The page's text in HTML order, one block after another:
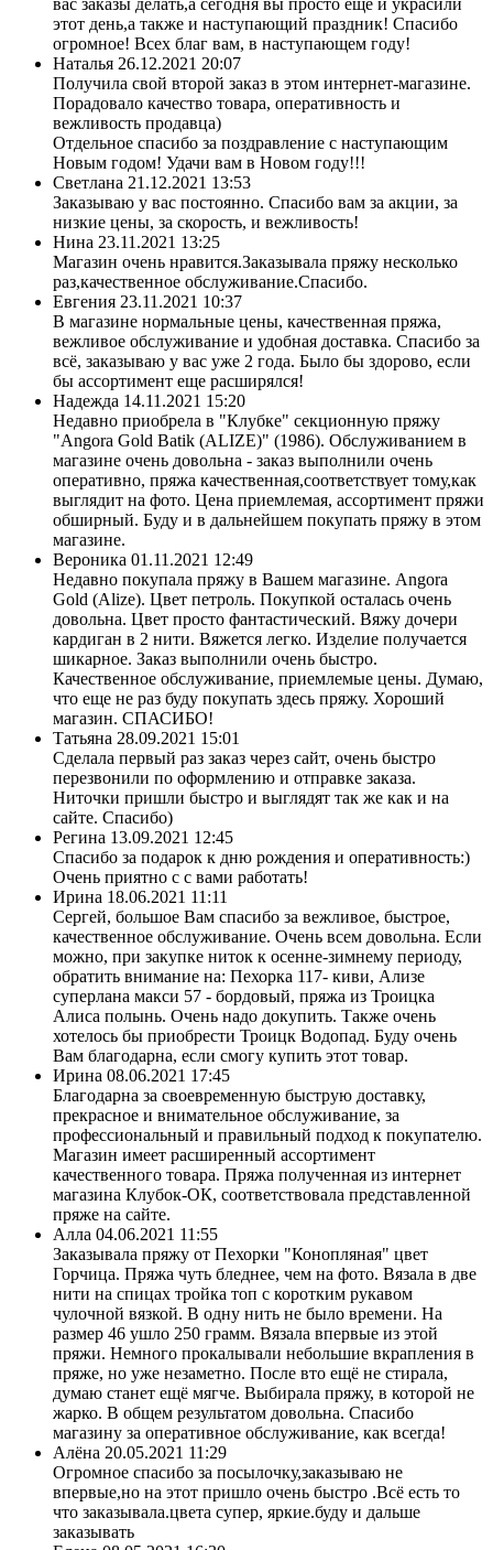
этот день,а также и наступающий праздник! Спасибо
огромное! Всех благ вам, в наступающем году!
Наталья 26.12.2021 20:07
Получила свой второй заказ в этом интернет-магазине.
Порадовало качество товара, оперативность и
вежливость продавца)
Отдельное спасибо за поздравление с наступающим
Новым годом! Удачи вам в Новом году!!!
Светлана 21.12.2021 13:53
Заказываю у вас постоянно. Спасибо вам за акции, за
низкие цены, за скорость, и вежливость!
Нина 23.11.2021 13:25
Магазин очень нравится.Заказывала пряжу несколько
раз,качественное обслуживание.Спасибо.
Евгения 23.11.2021 10:37
В магазине нормальные цены, качественная пряжа,
вежливое обслуживание и удобная доставка. Спасибо за
всё, заказываю у вас уже 2 года. Было бы здорово, если
бы ассортимент еще расширялся!
Надежда 14.11.2021 15:20
Недавно приобрела в "Клубке" секционную пряжу
"Angora Gold Batik (ALIZE)" (1986). Обслуживанием в
магазине очень довольна - заказ выполнили очень
оперативно, пряжа качественная,соответствует тому,как
выглядит на фото. Цена приемлемая, ассортимент пряжи
обширный. Буду и в дальнейшем покупать пряжу в этом
магазине.
Вероника 01.11.2021 12:49
Недавно покупала пряжу в Вашем магазине. Angora
Gold (Alize). Цвет петроль. Покупкой осталась очень
довольна. Цвет просто фантастический. Вяжу дочери
кардиган в 2 нити. Вяжется легко. Изделие получается
шикарное. Заказ выполнили очень быстро.
Качественное обслуживание, приемлемые цены. Думаю,
что еще не раз буду покупать здесь пряжу. Хороший
магазин. СПАСИБО!
Татьяна 28.09.2021 15:01
Сделала первый раз заказ через сайт, очень быстро
перезвонили по оформлению и отправке заказа.
Ниточки пришли быстро и выглядят так же как и на
сайте. Спасибо)
Регина 13.09.2021 12:45
Спасибо за подарок к дню рождения и оперативность:)
Очень приятно с с вами работать!
Ирина 18.06.2021 11:11
Сергей, большое Вам спасибо за вежливое, быстрое,
качественное обслуживание. Очень всем довольна. Если
можно, при закупке ниток к осенне-зимнему периоду,
обратить внимание на: Пехорка 117- киви, Ализе
суперлана макси 57 - бордовый, пряжа из Троицка
Алиса полынь. Очень надо докупить. Также очень
хотелось бы приобрести Троицк Водопад. Буду очень
Вам благодарна, если смогу купить этот товар.
Ирина 08.06.2021 17:45
Благодарна за своевременную быструю доставку,
прекрасное и внимательное обслуживание, за
профессиональный и правильный подход к покупателю.
Магазин имеет расширенный ассортимент
качественного товара. Пряжа полученная из интернет
магазина Клубок-ОК, соответствовала представленной
пряже на сайте.
Алла 04.06.2021 11:55
Заказывала пряжу от Пехорки "Конопляная" цвет
Горчица. Пряжа чуть бледнее, чем на фото. Вязала в две
нити на спицах тройка топ с коротким рукавом
чулочной вязкой. В одну нить не было времени. На
размер 46 ушло 250 грамм. Вязала впервые из этой
пряжи. Немного прокалывали небольшие вкрапления в
пряже, но уже незаметно. После вто ещё не стирала,
думаю станет ещё мягче. Выбирала пряжу, в которой не
жарко. В общем результатом довольна. Спасибо
магазину за оперативное обслуживание, как всегда!
Алёна 20.05.2021 11:29
Огромное спасибо за посылочку,заказываю не
впервые,но на этот пришло очень быстро .Всё есть то
что заказывала.цвета супер, яркие.буду и дальше
заказывать